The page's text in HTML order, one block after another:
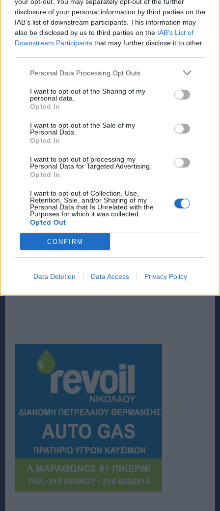
disclosure of your personal information by third parties on the
IAB’s list of downstream participants. This information may
also be disclosed by us to third parties on the IAB’s List of
Downstream Participants that may further disclose it to other
Personal Data Processing Opt Outs
I want to opt-out of the Sharing of my
personal data.
Opted In
I want to opt-out of the Sale of my
Personal Data.
Opted In
I want to opt-out of processing my
Personal Data for Targeted Advertising.
Opted In
I want to opt-out of Collection, Use,
Retention, Sale, and/or Sharing of my
Personal Data that Is Unrelated with the
Purposes for which it was collected.
Opted Out
CONFIRM
Data Deletion Data Access Privacy Policy